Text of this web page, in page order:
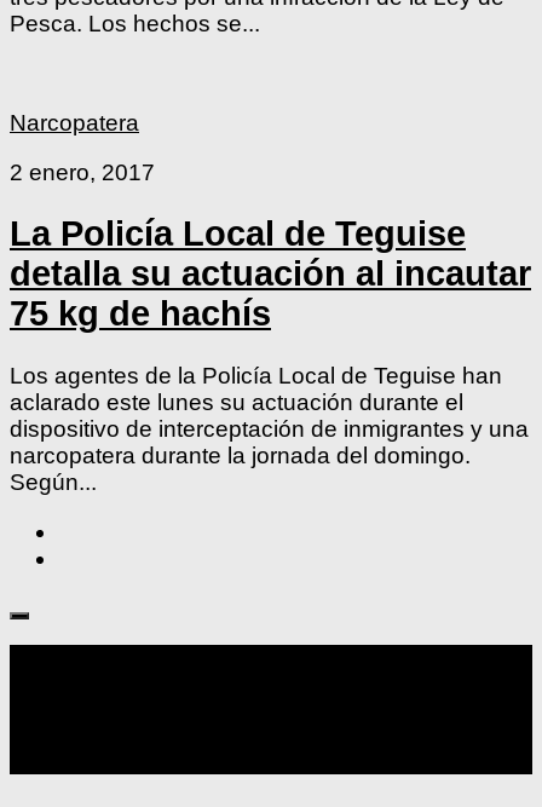
Pesca. Los hechos se...
Narcopatera
2 enero, 2017
La Policía Local de Teguise
detalla su actuación al incautar
75 kg de hachís
Los agentes de la Policía Local de Teguise han
aclarado este lunes su actuación durante el
dispositivo de interceptación de inmigrantes y una
narcopatera durante la jornada del domingo.
Según...